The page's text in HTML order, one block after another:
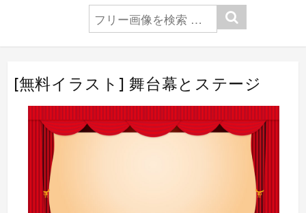
[無料イラスト] 舞台幕とステージ